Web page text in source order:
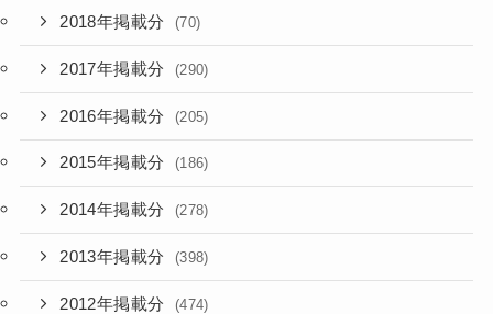
2018年掲載分 (70)
2017年掲載分 (290)
2016年掲載分 (205)
2015年掲載分 (186)
2014年掲載分 (278)
2013年掲載分 (398)
2012年掲載分 (474)